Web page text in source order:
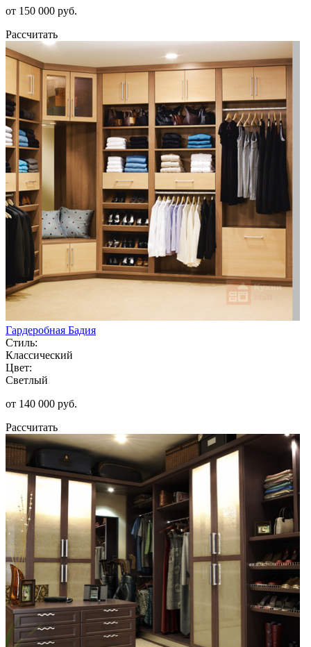
от 150 000 руб.
Рассчитать
Гардеробная Бадия
Стиль:
Классический
Цвет:
Светлый
от 140 000 руб.
Рассчитать